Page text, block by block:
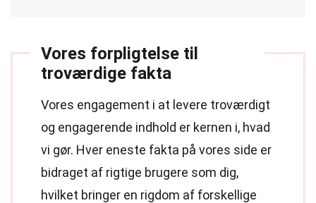
Vores forpligtelse til
troværdige fakta
Vores engagement i at levere troværdigt
og engagerende indhold er kernen i, hvad
vi gør. Hver eneste fakta på vores side er
bidraget af rigtige brugere som dig,
hvilket bringer en rigdom af forskellige